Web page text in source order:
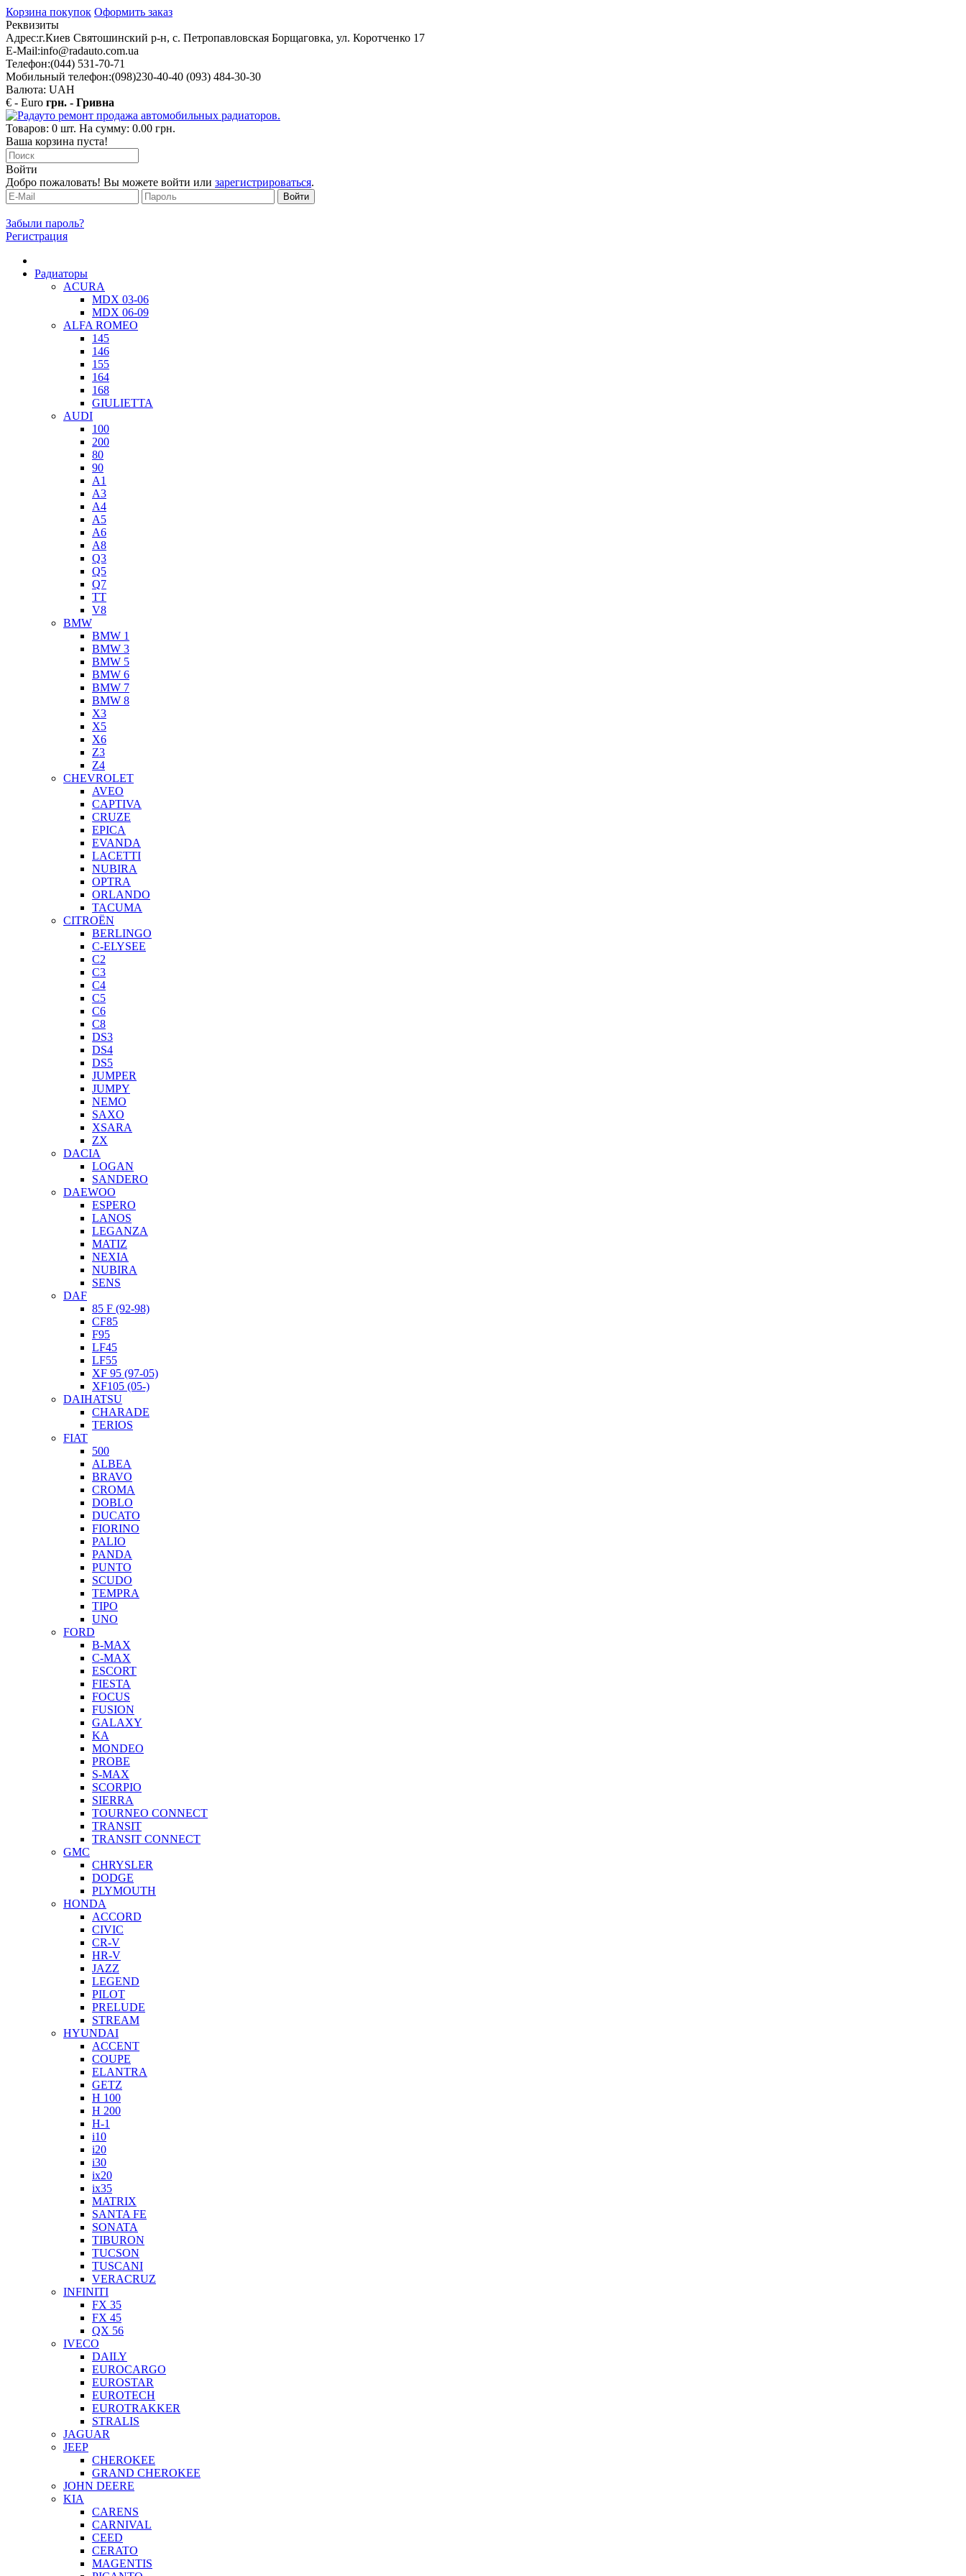
Корзина покупок Оформить заказ
Реквизиты
Адрес:г.Киев Святошинский р-н, с. Петропавловская Борщаговка, ул. Коротченко 17
E-Mail:info@radauto.com.ua
Телефон:(044) 531-70-71
Мобильный телефон:(098)230-40-40 (093) 484-30-30
Валюта: UAH
€ - Euro грн. - Гривна
Товаров: 0 шт. На сумму: 0.00 грн.
Ваша корзина пуста!
Войти
Добро пожаловать! Вы можете войти или зарегистрироваться.
Забыли пароль?
Регистрация
Радиаторы
ACURA
MDX 03-06
MDX 06-09
ALFA ROMEO
145
146
155
164
168
GIULIETTA
AUDI
100
200
80
90
A1
A3
A4
A5
A6
A8
Q3
Q5
Q7
TT
V8
BMW
BMW 1
BMW 3
BMW 5
BMW 6
BMW 7
BMW 8
X3
X5
X6
Z3
Z4
CHEVROLET
AVEO
CAPTIVA
CRUZE
EPICA
EVANDA
LACETTI
NUBIRA
OPTRA
ORLANDO
TACUMA
CITROËN
BERLINGO
C-ELYSEE
C2
C3
C4
C5
C6
C8
DS3
DS4
DS5
JUMPER
JUMPY
NEMO
SAXO
XSARA
ZX
DACIA
LOGAN
SANDERO
DAEWOO
ESPERO
LANOS
LEGANZA
MATIZ
NEXIA
NUBIRA
SENS
DAF
85 F (92-98)
CF85
F95
LF45
LF55
XF 95 (97-05)
XF105 (05-)
DAIHATSU
CHARADE
TERIOS
FIAT
500
ALBEA
BRAVO
CROMA
DOBLO
DUCATO
FIORINO
PALIO
PANDA
PUNTO
SCUDO
TEMPRA
TIPO
UNO
FORD
B-MAX
C-MAX
ESCORT
FIESTA
FOCUS
FUSION
GALAXY
KA
MONDEO
PROBE
S-MAX
SCORPIO
SIERRA
TOURNEO CONNECT
TRANSIT
TRANSIT CONNECT
GMC
CHRYSLER
DODGE
PLYMOUTH
HONDA
ACCORD
CIVIC
CR-V
HR-V
JAZZ
LEGEND
PILOT
PRELUDE
STREAM
HYUNDAI
ACCENT
COUPE
ELANTRA
GETZ
H 100
H 200
H-1
i10
i20
i30
ix20
ix35
MATRIX
SANTA FE
SONATA
TIBURON
TUCSON
TUSCANI
VERACRUZ
INFINITI
FX 35
FX 45
QX 56
IVECO
DAILY
EUROCARGO
EUROSTAR
EUROTECH
EUROTRAKKER
STRALIS
JAGUAR
JEEP
CHEROKEE
GRAND CHEROKEE
JOHN DEERE
KIA
CARENS
CARNIVAL
CEED
CERATO
MAGENTIS